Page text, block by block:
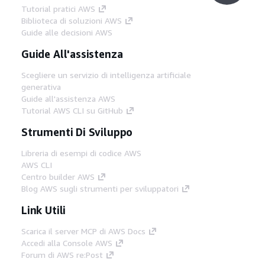
Tutorial pratici AWS
Biblioteca di soluzioni AWS
Guide alle decisioni AWS
Guide All'assistenza
Scegliere un servizio di intelligenza artificiale
generativa
Guide all'assistenza AWS
Tutorial AWS CLI su GitHub
Strumenti Di Sviluppo
Libreria di esempi di codice AWS
AWS CLI
Centro builder AWS
Blog AWS sugli strumenti per sviluppatori
Link Utili
Scarica il server MCP di AWS Docs
Accedi alla Console AWS
Forum di AWS re:Post